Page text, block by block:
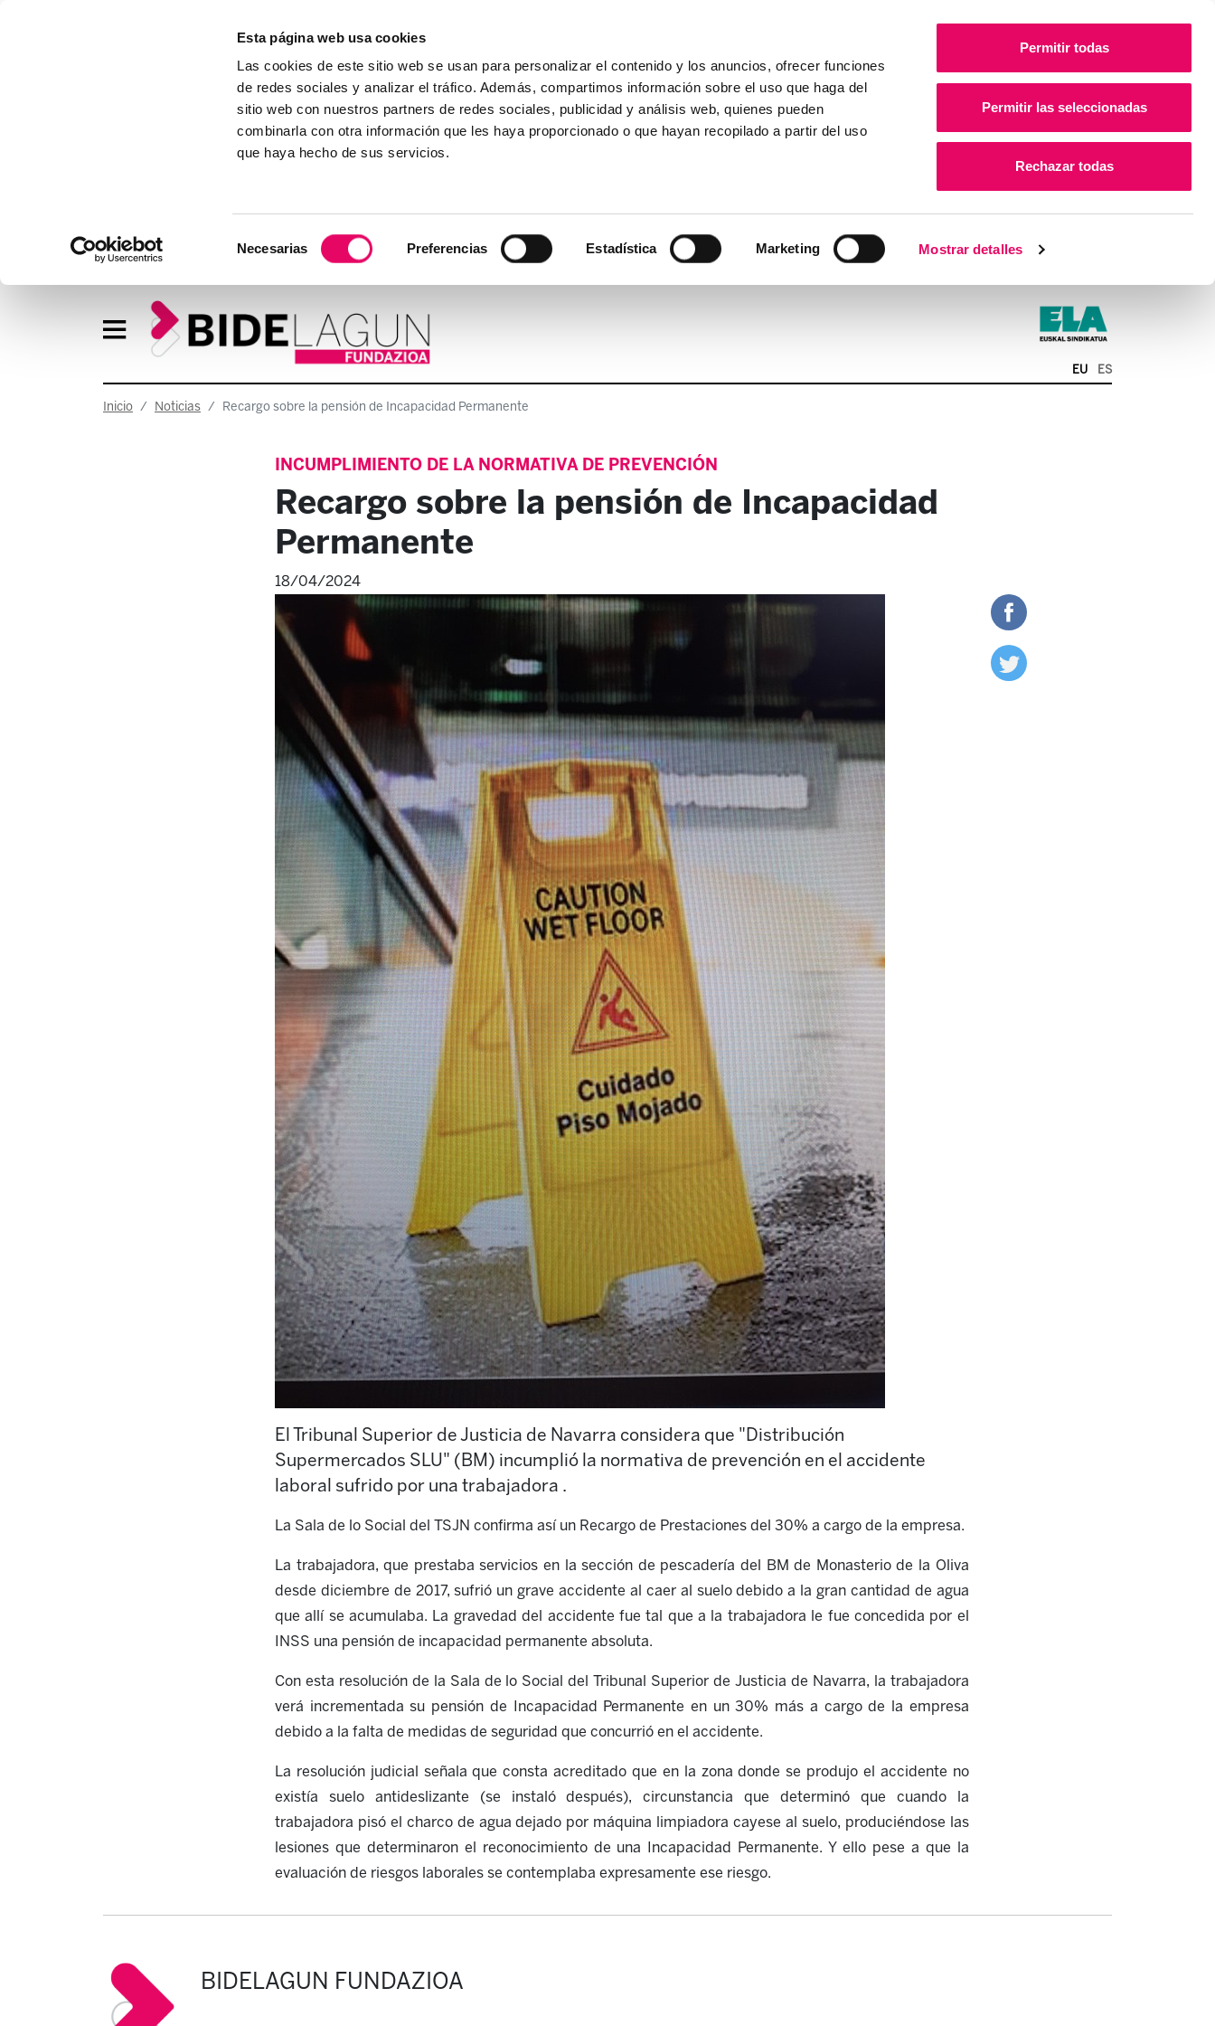
Esta página web usa cookies
Las cookies de este sitio web se usan para personalizar el contenido y los anuncios, ofrecer funciones
de redes sociales y analizar el tráfico. Además, compartimos información sobre el uso que haga del
sitio web con nuestros partners de redes sociales, publicidad y análisis web, quienes pueden
combinarla con otra información que les haya proporcionado o que hayan recopilado a partir del uso
que haya hecho de sus servicios.
Necesarias Preferencias Estadística Marketing Mostrar detalles
Permitir todas
Permitir las seleccionadas
Rechazar todas
EU ES
Inicio Noticias Recargo sobre la pensión de Incapacidad Permanente
INCUMPLIMIENTO DE LA NORMATIVA DE PREVENCIÓN
Recargo sobre la pensión de Incapacidad
Permanente
18/04/2024
El Tribunal Superior de Justicia de Navarra considera que "Distribución
Supermercados SLU" (BM) incumplió la normativa de prevención en el accidente
laboral sufrido por una trabajadora .
La Sala de lo Social del TSJN confirma así un Recargo de Prestaciones del 30% a cargo de la empresa.
La trabajadora, que prestaba servicios en la sección de pescadería del BM de Monasterio de la Oliva
desde diciembre de 2017, sufrió un grave accidente al caer al suelo debido a la gran cantidad de agua
que allí se acumulaba. La gravedad del accidente fue tal que a la trabajadora le fue concedida por el
INSS una pensión de incapacidad permanente absoluta.
Con esta resolución de la Sala de lo Social del Tribunal Superior de Justicia de Navarra, la trabajadora
verá incrementada su pensión de Incapacidad Permanente en un 30% más a cargo de la empresa
debido a la falta de medidas de seguridad que concurrió en el accidente.
La resolución judicial señala que consta acreditado que en la zona donde se produjo el accidente no
existía suelo antideslizante (se instaló después), circunstancia que determinó que cuando la
trabajadora pisó el charco de agua dejado por máquina limpiadora cayese al suelo, produciéndose las
lesiones que determinaron el reconocimiento de una I ncapacidad Permanente. Y ello pese a que la
evaluación de riesgos laborales se contemplaba expresamente ese riesgo.
BIDELAGUN FUNDAZIOA